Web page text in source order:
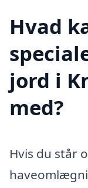
Hvad
jord i
med?
Hvis du står